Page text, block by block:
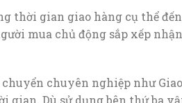
thời gian giao hàng cụ thể đến
mua chủ động sắp xếp nhận
chuyên nghiệp như Giao